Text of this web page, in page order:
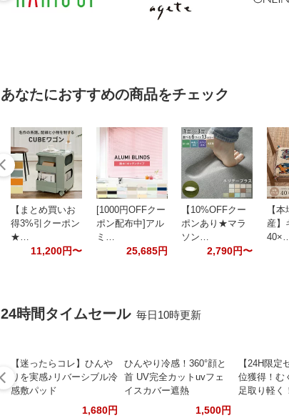
あなたにおすすめの商品をチェック
【まとめ買いお
得3%引クーポン
★…
11,200円〜
[1000円OFFクー
ポン配布中]アル
ミ…
25,685円
【10%OFFクー
ポンあり★マラ
ソン…
2,790円〜
【
産】
24時間タイムセール 毎日10時更新
【迷ったらコレ】ひんや
りを実感♪リバーシブル冷
感敷パッド
1,680円
ひんやり冷感！360°顔と
首 UV完全カットuvフェ
イスカバー遮熱
1,500円
【24H限定
位獲得！む
足取り軽く